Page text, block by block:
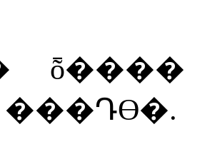
ȭ����
���Դϴ�.